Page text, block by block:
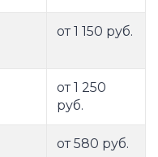
от 1 150 руб.
от 1 250
руб.
от 580 руб.